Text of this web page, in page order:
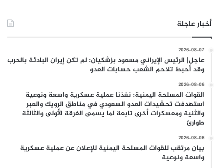
أخبار عاجلة
2026-08-07
عاجل| الرئيس الإيراني مسعود بزشكيان: لم تكن إيران البادئة بالحرب
وقد أحبط تلاحم الشعب حسابات العدو
2026-08-06
القوات المسلحة اليمنية: نفذنا عملية عسكرية واسعة ونوعية
استهدفت تحشيدات العدو السعودي في مناطق الرويك والعبر
والثنية ومعسكرات أخرى تابعة لما يسمى الفرقة الأولى والثالثة
طوارئ
2026-08-06
بيان مرتقب للقوات المسلحة اليمنية للإعلان عن عملية عسكرية
واسعة ونوعية